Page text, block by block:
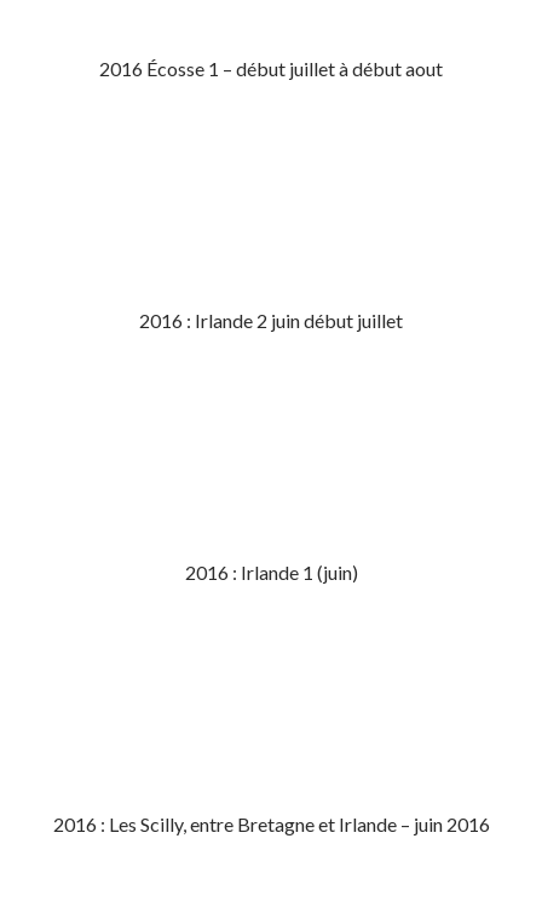
2016 Écosse 1 – début juillet à début aout
2016 : Irlande 2 juin début juillet
2016 : Irlande 1 (juin)
2016 : Les Scilly, entre Bretagne et Irlande – juin 2016